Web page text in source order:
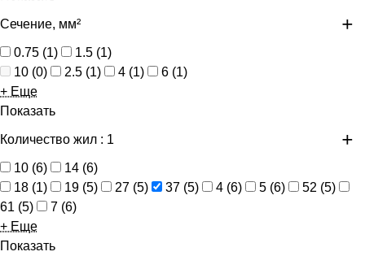
Сечение, мм²
0.75 (1) 1.5 (1)
10 (0) 2.5 (1) 4 (1) 6 (1)
+ Еще
Показать
Количество жил : 1
10 (6) 14 (6)
18 (1) 19 (5) 27 (5) 37 (5) 4 (6) 5 (6) 52 (5)
61 (5) 7 (6)
+ Еще
Показать